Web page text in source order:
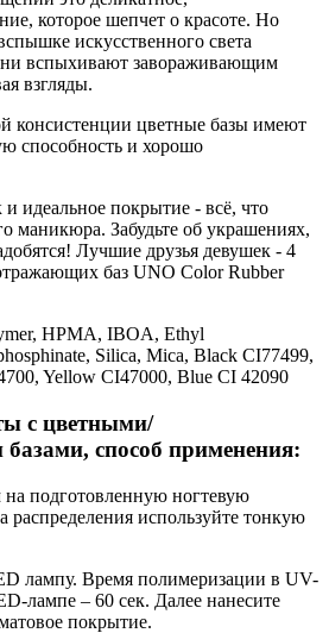
которое шепчет о красоте. Но
искусственного света
вспыхивают завораживающим
взгляды.
консистенции цветные базы имеют
способность и хорошо
идеальное покрытие - всё, что
маникюра. Забудьте об украшениях,
Лучшие друзья девушек - 4
баз UNO Color Rubber
HPMA, IBOA, Ethyl
Silica, Mica, Black CI77499,
Yellow CI47000, Blue CI 42090
с цветными/
способ применения:
подготовленную ногтевую
распределения используйте тонкую
лампу. Время полимеризации в UV-
лампе – 60 сек. Далее нанесите
покрытие.